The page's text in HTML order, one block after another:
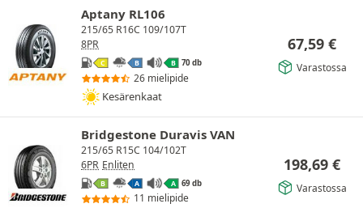
Aptany RL106
215/65 R16C 109/107T
8PR
C B B 70 db
26 mielipide
Kesärenkaat
67,59 €
Varastossa
Bridgestone Duravis VAN
215/65 R15C 104/102T
6PR Enliten
B A A 69 db
11 mielipide
198,69 €
Varastossa